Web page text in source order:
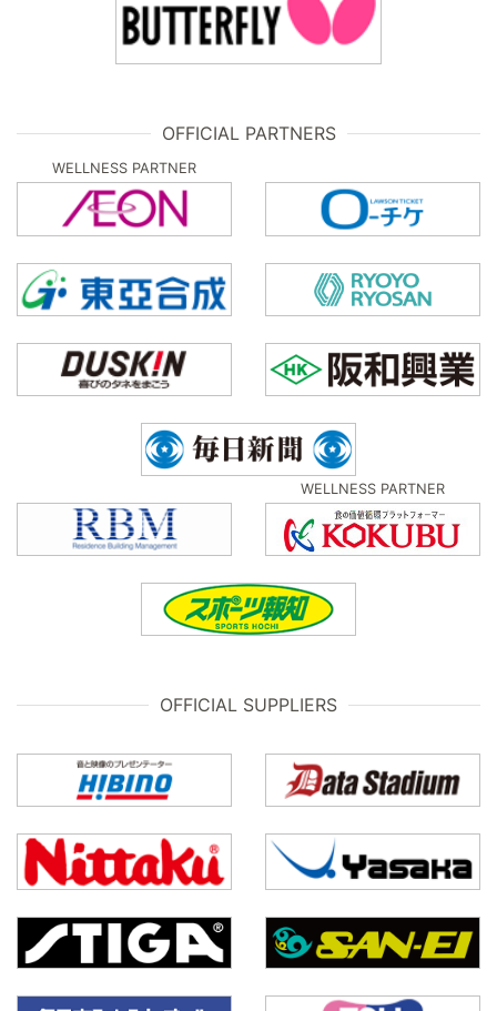
OFFICIAL PARTNERS
WELLNESS PARTNER
WELLNESS PARTNER
OFFICIAL SUPPLIERS